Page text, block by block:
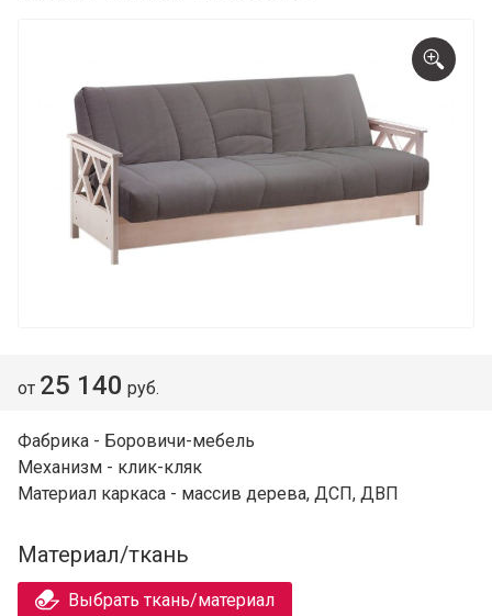
от 25 140 руб.
Фабрика - Боровичи-мебель
Механизм - клик-кляк
Материал каркаса - массив дерева, ДСП, ДВП
Материал/ткань
Выбрать ткань/материал